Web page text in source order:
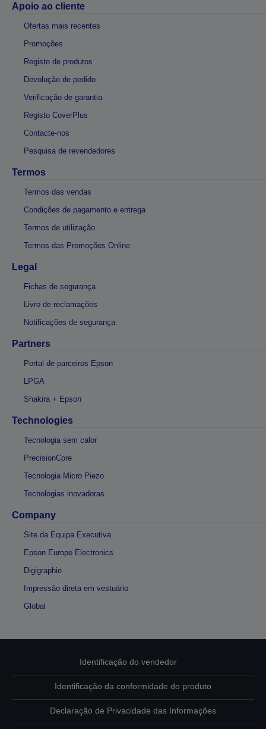
Apoio ao cliente
Ofertas mais recentes
Promoções
Registo de produtos
Devolução de pedido
Verificação de garantia
Registo CoverPlus
Contacte-nos
Pesquisa de revendedores
Termos
Termos das vendas
Condições de pagamento e entrega
Termos de utilização
Termos das Promoções Online
Legal
Fichas de segurança
Livro de reclamações
Notificações de segurança
Partners
Portal de parceiros Epson
LPGA
Shakira + Epson
Technologies
Tecnologia sem calor
PrecisionCore
Tecnologia Micro Piezo
Tecnologias inovadoras
Company
Site da Equipa Executiva
Epson Europe Electronics
Digigraphie
Impressão direta em vestuário
Global
Identificação do vendedor
Identificação da conformidade do produto
Declaração de Privacidade das Informações